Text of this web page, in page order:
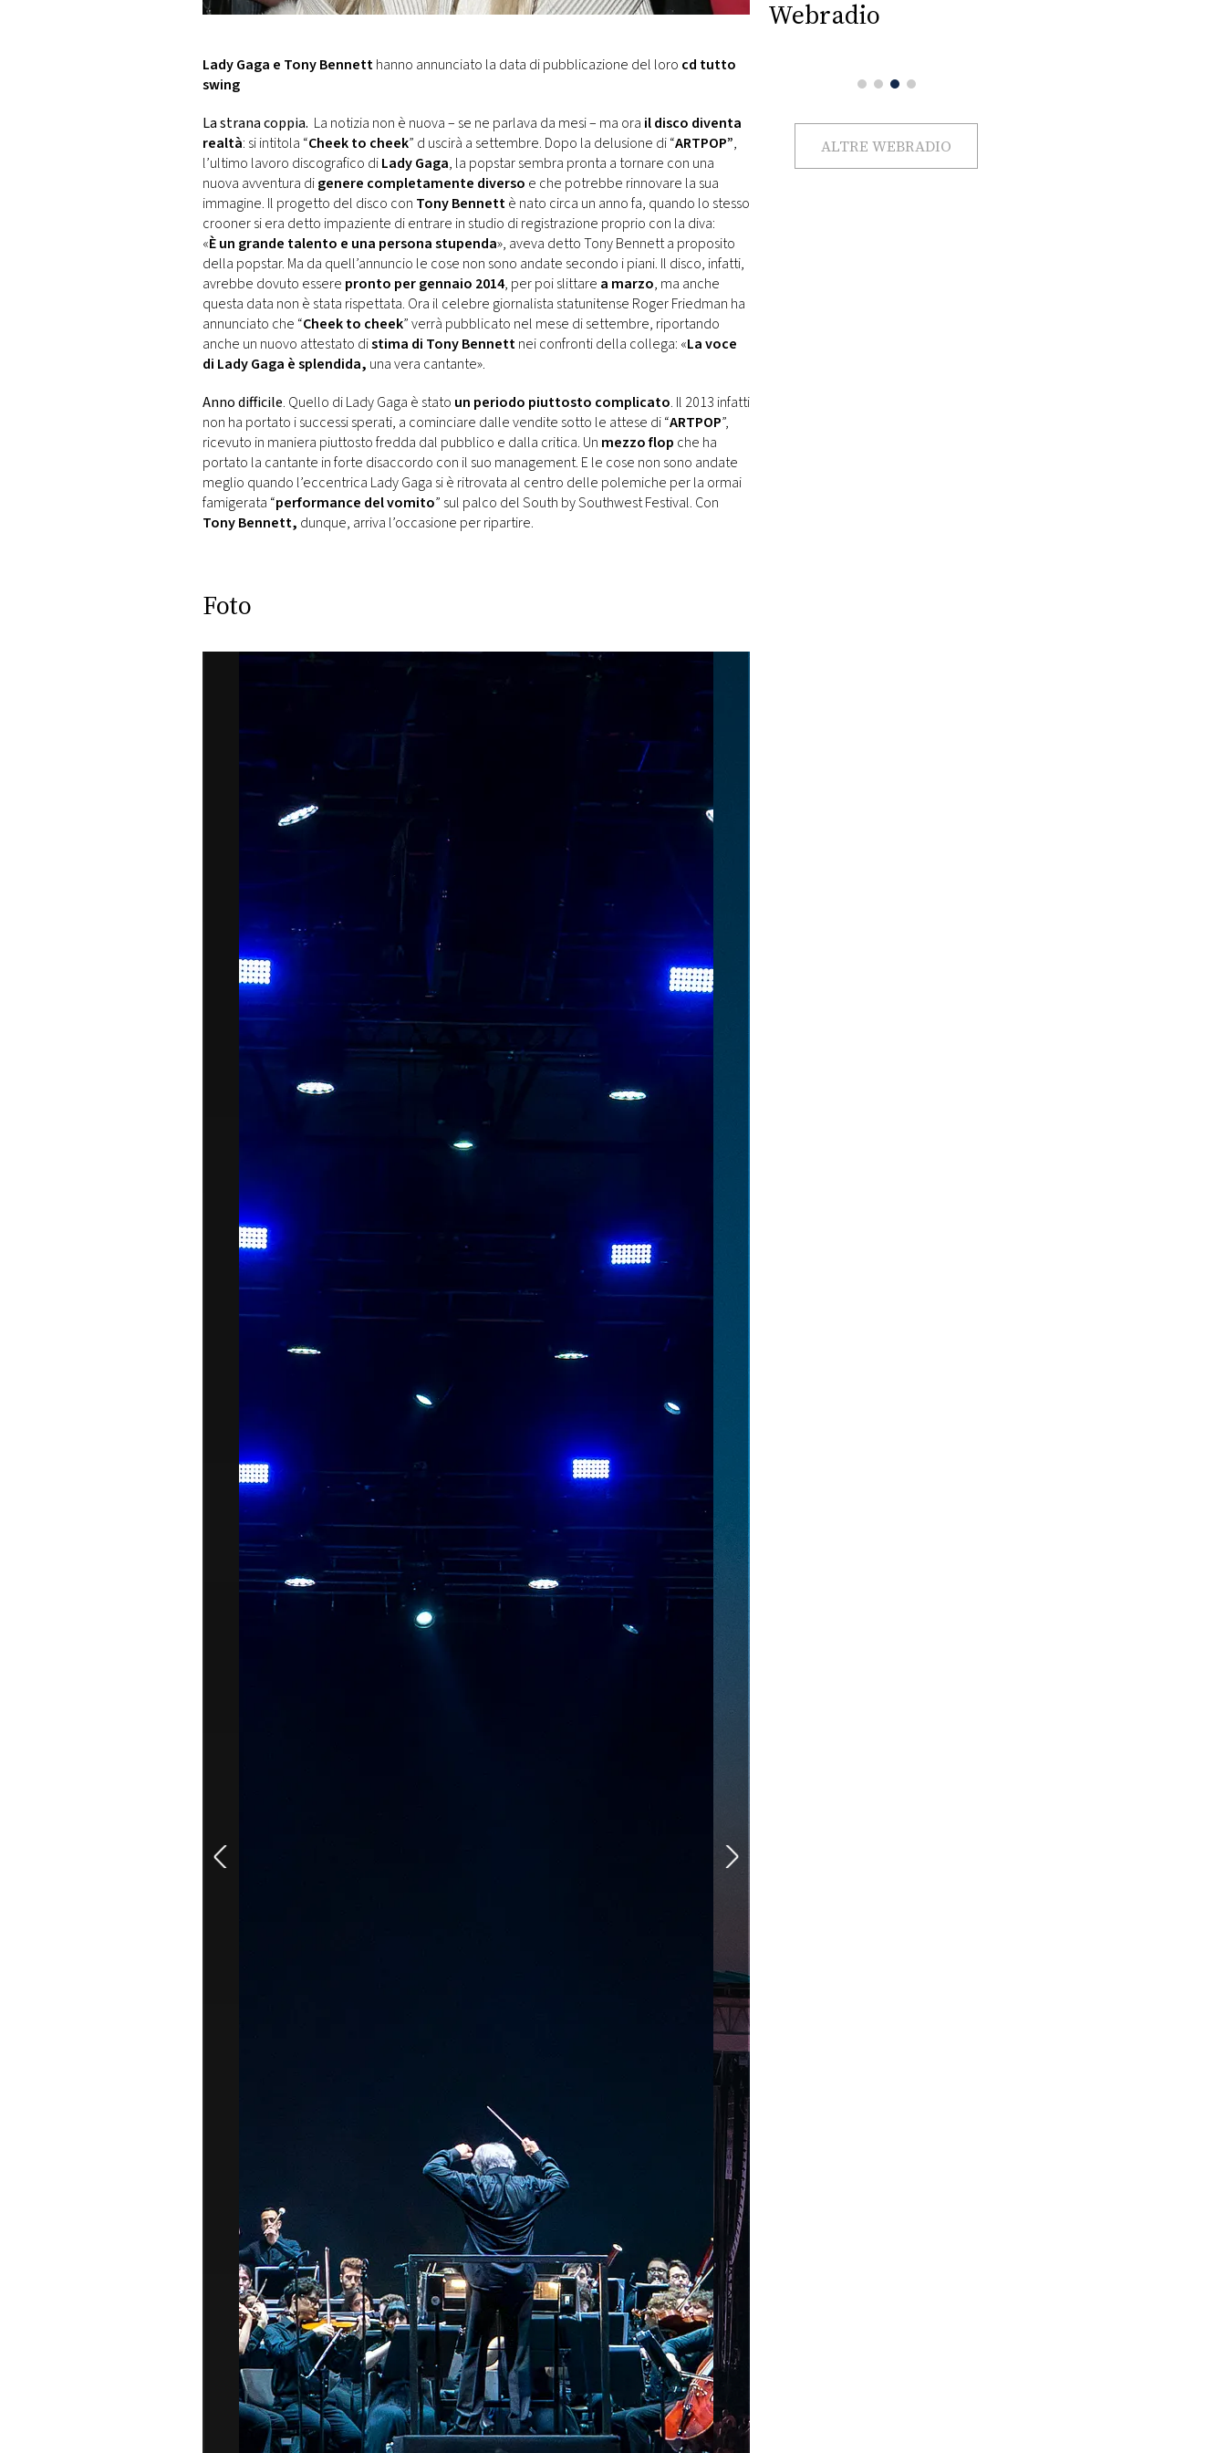
DI
RMC
Lady Gaga e Tony Bennetthanno annunciato la data di pubblicazione del loro cd tutto
swing
La strana coppia. La notizia non è nuova – se ne parlava da mesi – ma ora ildisco diventa
realtà: si intitola “Cheek to cheek” d uscirà a settembre. Dopo la delusione di “ARTPOP”,
l’ultimo lavoro discografico diLady Gaga, la popstar sembra pronta a tornare con una
nuova avventura digenere completamente diverso e che potrebbe rinnovare la sua
immagine. Il progetto del disco con Tony Bennettè nato circa un anno fa, quando lo stesso
crooner si era detto impaziente di entrare in studio di registrazione proprio con la diva:
«È un grande talento e una persona stupenda», aveva detto Tony Bennett a proposito
della popstar. Ma da quell’annuncio le cose non sono andate secondo i piani. Il disco, infatti,
avrebbe dovuto essere pronto per gennaio 2014, per poi slittare a marzo, ma anche
questa data non è stata rispettata. Ora il celebre giornalista statunitense Roger Friedman ha
annunciato che “Cheek to cheek” verrà pubblicato nel mese di settembre, riportando
anche un nuovo attestato distima di Tony Bennettnei confronti della collega: «La voce
di Lady Gaga è splendida, una vera cantante».
Anno difficile. Quello di Lady Gaga è stato un periodo piuttosto complicato. Il 2013 infatti
non ha portato i successi sperati, a cominciare dalle vendite sotto le attese di “ARTPOP”,
ricevuto in maniera piuttosto fredda dal pubblico e dalla critica. Un mezzo flop che ha
portato la cantante in forte disaccordo con il suo management. E le cose non sono andate
meglio quando l’eccentrica Lady Gaga si è ritrovata al centro delle polemiche per la ormai
famigerata “performance del vomito” sul palco del South by Southwest Festival. Con
Tony Bennett, dunque, arriva l’occasione per ripartire.
Foto
Webradio
ALTRE WEBRADIO